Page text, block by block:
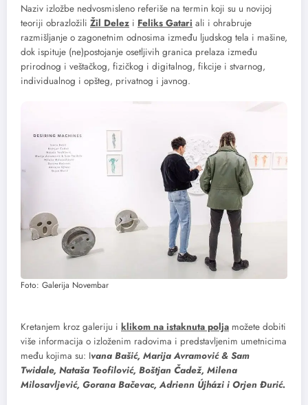
Naziv izložbe nedvosmisleno referiše na termin koji su u novijoj
teoriji obrazložili Žil Delez i Feliks Gatari ali i ohrabruje
razmišljanje o zagonetnim odnosima između ljudskog tela i mašine,
dok ispituje (ne)postojanje osetljivih granica prelaza između
prirodnog i veštačkog, fizičkog i digitalnog, fikcije i stvarnog,
individualnog i opšteg, privatnog i javnog.
Foto: Galerija Novembar
Kretanjem kroz galeriju i klikom na istaknuta polja možete dobiti
više informacija o izloženim radovima i predstavljenim umetnicima
među kojima su: Ivana Bašić, Marija Avramović & Sam
Twidale, Nataša Teofilović, Boštjan Čadež, Milena
Milosavljević, Gorana Bačevac, Adrienn Újházi i Orjen Đurić.